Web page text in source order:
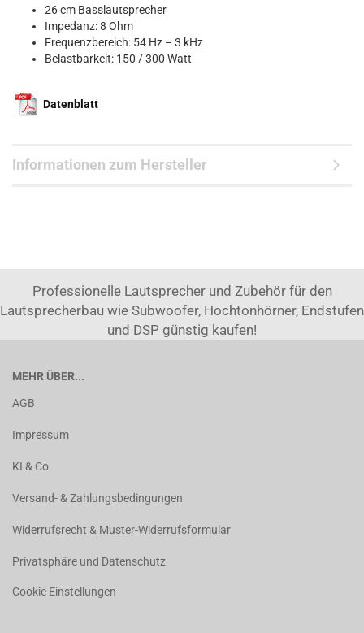
26 cm Basslautsprecher
Impedanz: 8 Ohm
Frequenzbereich: 54 Hz – 3 kHz
Belastbarkeit: 150 / 300 Watt
Datenblatt
Informationen zum Hersteller
Professionelle Lautsprecher und Zubehör für den
Lautsprecherbau wie Subwoofer, Hochtonhörner, Endstufen
und DSP günstig kaufen!
MEHR ÜBER...
AGB
Impressum
KI & Co.
Versand- & Zahlungsbedingungen
Widerrufsrecht & Muster-Widerrufsformular
Privatsphäre und Datenschutz
Cookie Einstellungen